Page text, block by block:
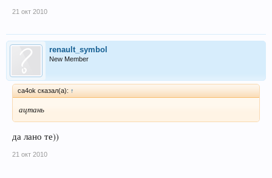
21 окт 2010
renault_symbol
New Member
ca4ok сказал(а): ↑
ацтань
да лано те))
21 окт 2010